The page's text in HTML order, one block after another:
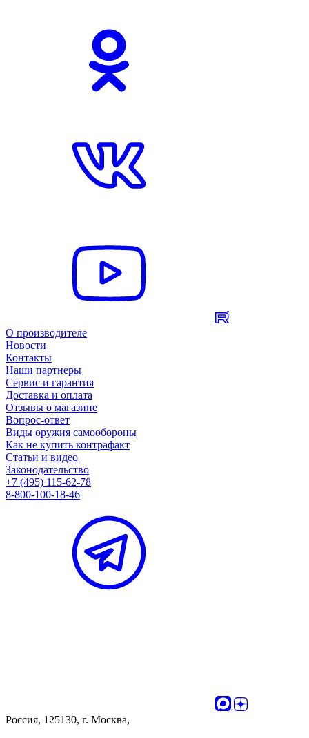
О производителе
Новости
Контакты
Наши партнеры
Сервис и гарантия
Доставка и оплата
Отзывы о магазине
Вопрос-ответ
Виды оружия самообороны
Как не купить контрафакт
Статьи и видео
Законодательство
+7 (495) 115-62-78
8-800-100-18-46
Россия, 125130, г. Москва,